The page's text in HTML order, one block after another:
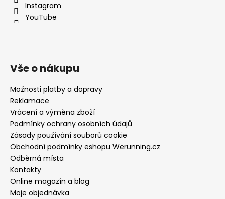
Instagram
YouTube
Vše o nákupu
Možnosti platby a dopravy
Reklamace
Vrácení a výměna zboží
Podmínky ochrany osobních údajů
Zásady používání souborů cookie
Obchodní podmínky eshopu Werunning.cz
Odběrná místa
Kontakty
Online magazín a blog
Moje objednávka